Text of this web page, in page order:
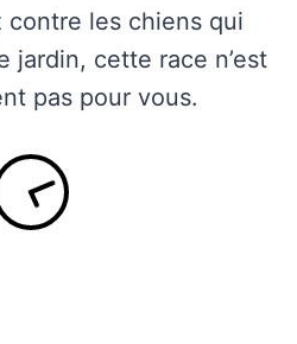
contre les chiens qui
jardin, cette race n’est
pas pour vous.